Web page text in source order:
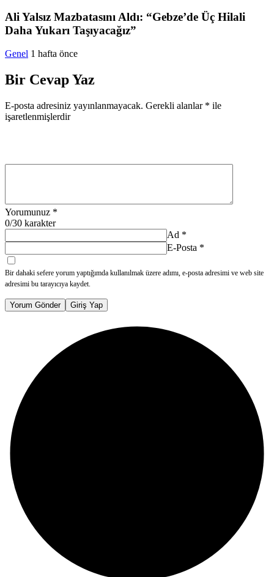
Ali Yalsız Mazbatasını Aldı: “Gebze’de Üç Hilali
Daha Yukarı Taşıyacağız”
Genel 1 hafta önce
Bir Cevap Yaz
E-posta adresiniz yayınlanmayacak. Gerekli alanlar * ile
işaretlenmişlerdir
Yorumunuz *
0/30 karakter
Ad *
E-Posta *
Bir dahaki sefere yorum yaptığımda kullanılmak üzere adımı, e-posta adresimi ve web site
adresimi bu tarayıcıya kaydet.
Yorum Gönder Giriş Yap